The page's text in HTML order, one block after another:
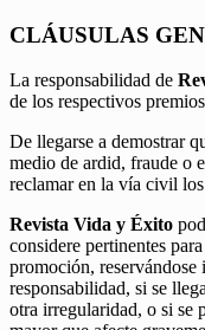
CLÁUSULAS
La responsabilidad de
de los respectivos
De llegarse a demostrar
medio de ardid, fraude o
reclamar en la vía civil
Revista Vida y Éxito
considere pertinentes
promoción, reservándose
responsabilidad, si se
otra irregularidad, o si se